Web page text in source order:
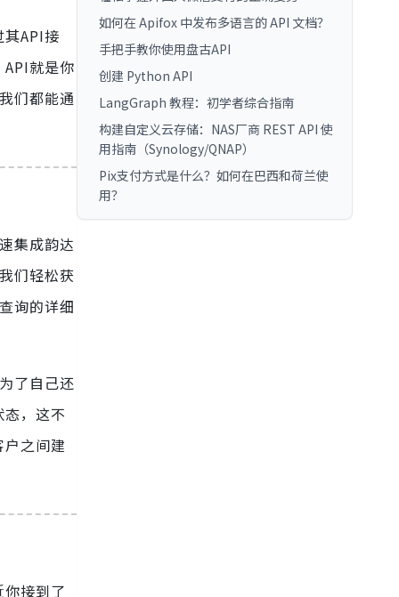
API接
就是你
们都能通
集成韵达
们轻松获
询的详细
了自己还
，这不
之间建
接到了
如何在 Apifox 中发布多语言的 API 文档？
手把手教你使用盘古API
创建 Python API
LangGraph 教程：初学者综合指南
构建自定义云存储：NAS厂商 REST API 使
用指南（Synology/QNAP）
Pix支付方式是什么？如何在巴西和荷兰使
用？